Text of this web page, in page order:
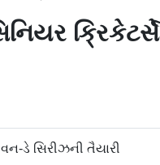
ક્રિકેટર્સે
ડે સિરીઝની તૈયારી